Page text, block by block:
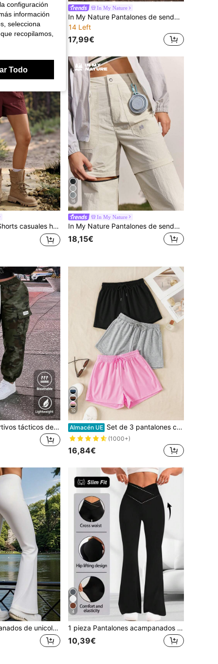
In My Nature
In My Nature Pantalones de senderismo para mujer con bolsillos con cremallera y desmontables
14 Left
17,99€
para mujer para exteriores con lazo en la cintura
16
In My Nature
In My Nature Pantalones de senderismo desmontables para deportes al aire libre para mujer
18,15€
Pantalones deportivos tácticos de camuflaje para mujer, estilo callejero Y2K. Pantalones casuales para mujer, diseño de múltiples bolsillos, cintura elástica con cordón de contraste, pantalones cargo holgados, adecuados para uso diario, desplazamientos, actividades al aire libre, Día de la Independencia
10
Almacén UE Set de 3 pantalones cortos deportivos elásticos, adecuados para uso en verano, actividades al aire libre, deportes, viajes, paseos por la ciudad y otras ocasiones, cómodos y fáciles de combinar, set de pantalones cortos deportivos para mujer
(1000+)
16,84€
Leggings acampanados de unicolor para mujer, pantalones de yoga suaves y cómodos, mallas de compresión casuales para correr, entrenamiento, fitness, primavera blanco deportivo
4
1 pieza Pantalones acampanados de cintura alta para mujer, diseño de cintura elástica cruzada, pantalones casuales largos versátiles de corte slim con pierna ancha, tela de poliéster elástica, lavable a máquina, resalta las curvas, leggings ajustados para yoga/fitness, pantalones de cintura alta con sensación de desnudez y control de barriga, tela suave negra para primavera y deporte
10,39€
configuración
información
selecciona
recopilamos,
Todo